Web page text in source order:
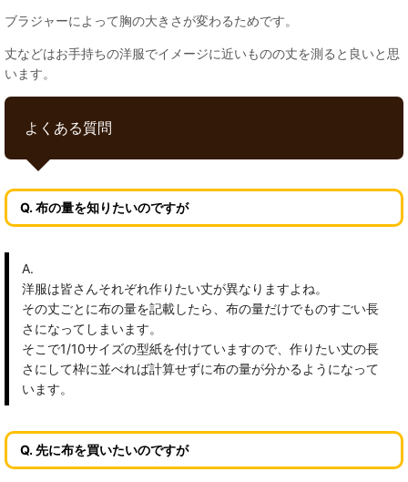
ブラジャーによって胸の大きさが変わるためです。
丈などはお手持ちの洋服でイメージに近いものの丈を測ると良いと思
います。
よくある質問
Q. 布の量を知りたいのですが
A.
洋服は皆さんそれぞれ作りたい丈が異なりますよね。
その丈ごとに布の量を記載したら、布の量だけでものすごい長
さになってしまいます。
そこで1/10サイズの型紙を付けていますので、作りたい丈の長
さにして枠に並べれば計算せずに布の量が分かるようになって
います。
Q. 先に布を買いたいのですが